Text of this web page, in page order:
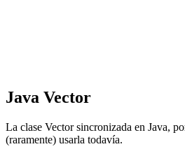
Java Vector
La clase Vector sincronizada en Java,
(raramente) usarla todavía.